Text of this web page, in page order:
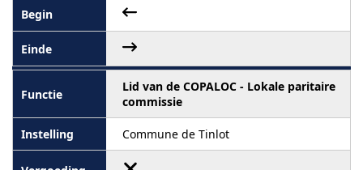
Lid van de COPALOC - Lokale paritaire
commissie
Commune de Tinlot